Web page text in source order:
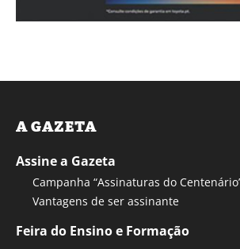
A GAZETA
Assine a Gazeta
Campanha “Assinaturas do
Vantagens de ser assinante
Feira do Ensino e Formação